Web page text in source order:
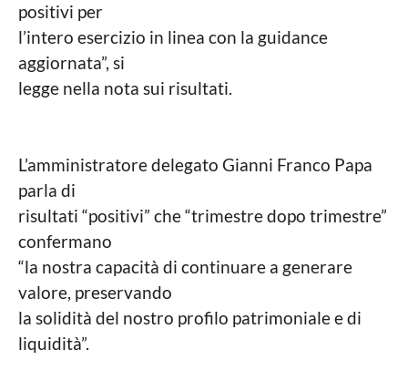
positivi per
l’intero esercizio in linea con la guidance
aggiornata”, si
legge nella nota sui risultati.
L’amministratore delegato Gianni Franco Papa
parla di
risultati “positivi” che “trimestre dopo trimestre”
confermano
“la nostra capacità di continuare a generare
valore, preservando
la solidità del nostro profilo patrimoniale e di
liquidità”.